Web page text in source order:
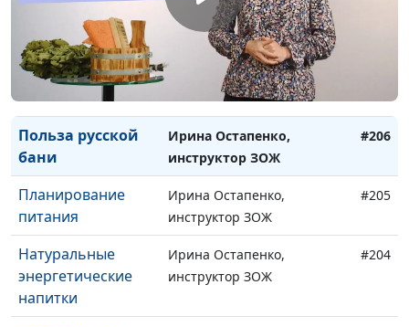
Лечение водой с
помощью ванны
Ирина Остапенко,
инструктор ЗОЖ
Как париться в
бане
Ирина Остапенко,
инструктор ЗОЖ
Польза русской
бани
Ирина Остапенко,
инструктор ЗОЖ
#206
Планирование
питания
Ирина Остапенко,
инструктор ЗОЖ
#205
Натуральные
энергетические
напитки
Ирина Остапенко,
инструктор ЗОЖ
#204